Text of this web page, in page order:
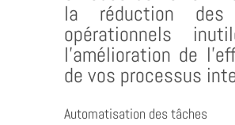
la réduction des
opérationnels
l’amélioration de
de vos processus
Automatisation des tâches